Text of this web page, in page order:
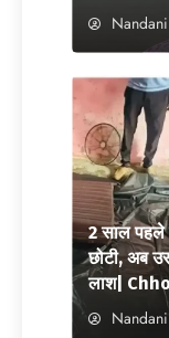
Nandani
2 साल पहले
छोटी, अब
लाश|
Nandani